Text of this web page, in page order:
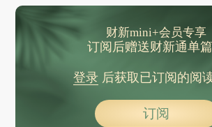
财新mini+会员专享
订阅后赠送财新通单
登录后获取已订阅的阅
订阅